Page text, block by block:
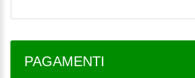
PAGAMENTI